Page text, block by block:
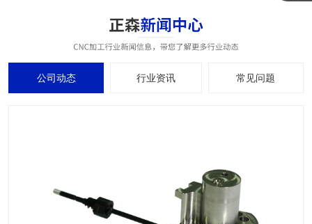
公司动态 行业资讯 常见问题